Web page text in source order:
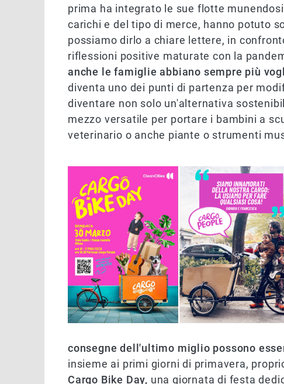
prima ha integrato le sue flotte
carichi e del tipo di merce, hanno potuto
possiamo dirlo a chiare lettere, in
riflessioni positive maturate con la
anche le famiglie abbiano sempre più
diventa uno dei punti di partenza per
diventare non solo un'alternativa
mezzo versatile per portare i bambini a
veterinario o anche piante o strumenti
consegne dell'ultimo miglio possono
insieme ai primi giorni di primavera,
Cargo Bike Day, una giornata di festa